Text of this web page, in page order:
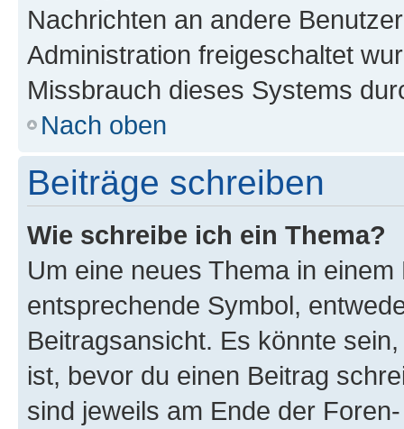
Nachrichten an andere
Administration freigeschaltet
Missbrauch dieses Systems
Nach oben
Beiträge schreiben
Wie schreibe ich ein Thema?
Um eine neues Thema in
entsprechende Symbol,
Beitragsansicht. Es könnte
ist, bevor du einen Beitrag
sind jeweils am Ende der